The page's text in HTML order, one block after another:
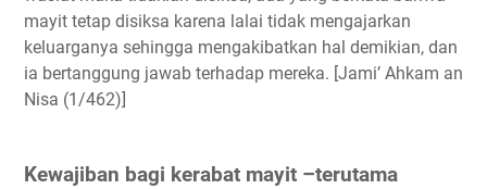
mayit tetap disiksa karena lalai tidak mengajarkan
keluarganya sehingga mengakibatkan hal demikian, dan
ia bertanggung jawab terhadap mereka. [Jami’ Ahkam an
Nisa (1/462)]
Kewajiban bagi kerabat mayit –terutama